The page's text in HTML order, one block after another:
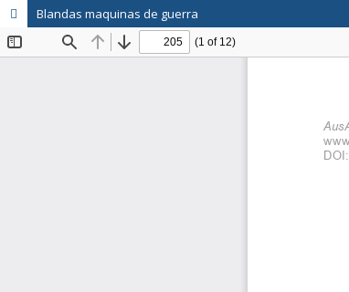
Blandas maquinas de guerra